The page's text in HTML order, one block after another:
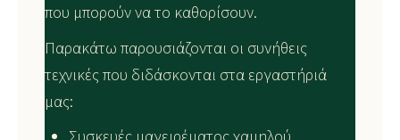
που μπορούν να το καθορίσουν.
Παρακάτω παρουσιάζονται οι συνήθεις
τεχνικές που διδάσκονται στα εργαστήριά
μας:
Συσκευές μαγειρέματος χαμηλού